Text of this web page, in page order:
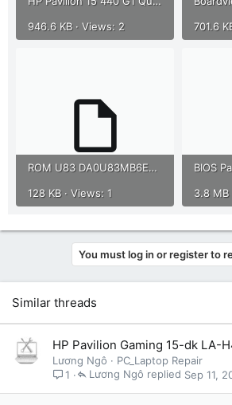
946.6 KB · Views: 2
701.6
ROM U83 DA0U83MB6E0 REV-E EC.bin
128 KB · Views: 1
3.8 MB
You must log in or register to
Similar threads
HP Pavilion Gaming 15-dk LA-
Lương Ngô
PC_Laptop Repair
1
Sep 11,
Lương Ngô